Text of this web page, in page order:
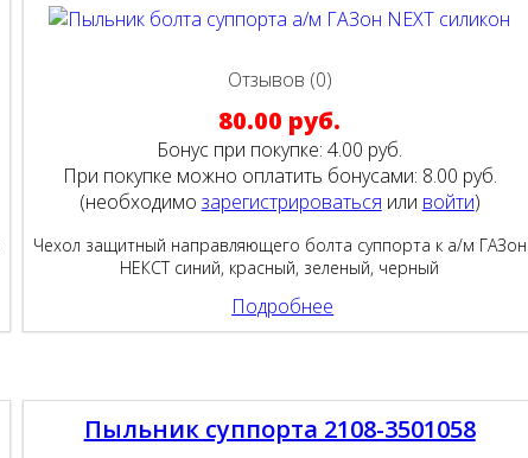
Отзывов (0)
80.00 руб.
Бонус при покупке:4.00 руб.
При покупке можно оплатить бонусами: 8.00 руб.
(необходимо зарегистрироваться или войти)
Чехол защитный направляющего болта суппорта к а/м ГАЗон
НЕКСТ синий, красный, зеленый, черный
Подробнее
Пыльник суппорта 2108-3501058